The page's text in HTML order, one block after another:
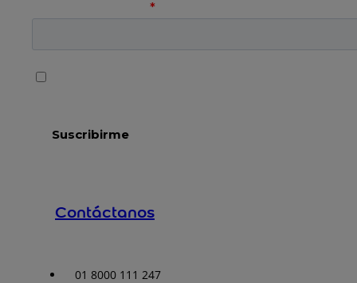
Contáctanos
01 8000 111 247